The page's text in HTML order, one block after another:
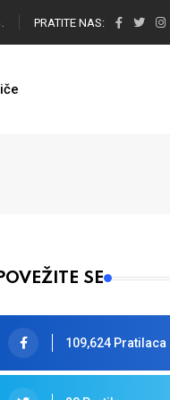
PRATITE NAS:
SE
109,624 Pratilaca